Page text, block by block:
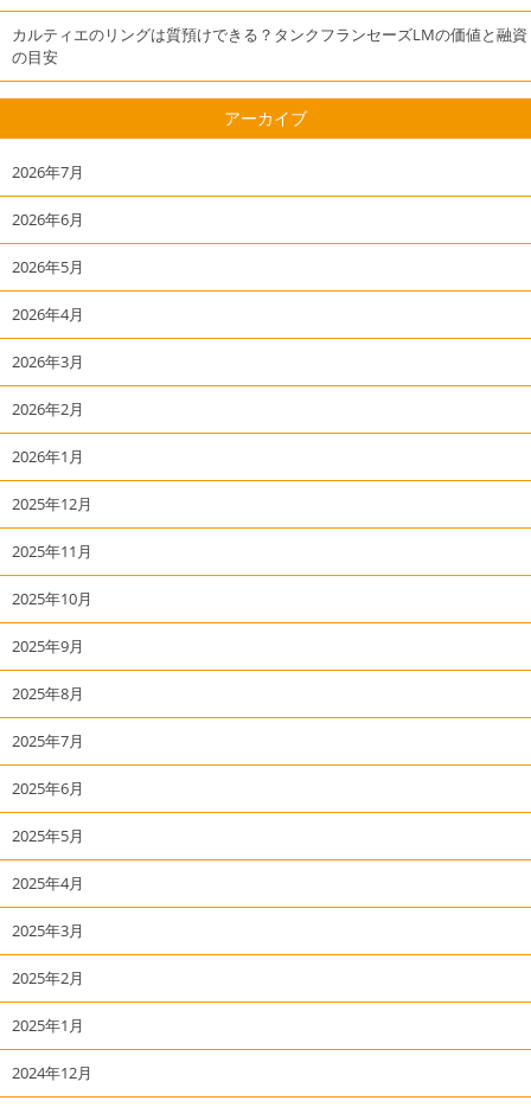
カルティエのリングは質預けできる？タンクフランセーズLMの価値と融資
の目安
アーカイブ
2026年7月
2026年6月
2026年5月
2026年4月
2026年3月
2026年2月
2026年1月
2025年12月
2025年11月
2025年10月
2025年9月
2025年8月
2025年7月
2025年6月
2025年5月
2025年4月
2025年3月
2025年2月
2025年1月
2024年12月